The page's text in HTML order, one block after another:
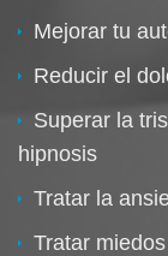
Mejorar tu
Reducir el
Superar la
hipnosis
Tratar la
Tratar